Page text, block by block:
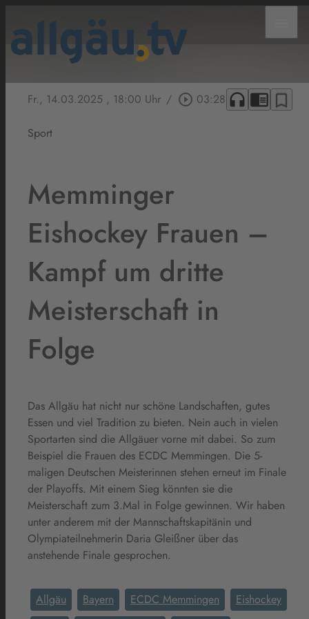
Fr., 14.03.2025 , 18:00 Uhr / play_circle_outline 03:28 headphones chrome_reader_mode bookmark_border
Sport
Memminger
Eishockey Frauen –
Kampf um dritte
Meisterschaft in
Folge
Das Allgäu hat nicht nur schöne Landschaften, gutes
Essen und viel Tradition zu bieten. Nein auch in vielen
Sportarten sind die Allgäuer vorne mit dabei. So zum
Beispiel die Frauen des ECDC Memmingen. Die 5-
maligen Deutschen Meisterinnen stehen erneut im Finale
der Playoffs. Mit einem Sieg könnten sie die
Meisterschaft zum 3.Mal in Folge gewinnen. Wir haben
unter anderem mit der Mannschaftskapitänin und
Olympiateilnehmerin Daria Gleißner über das
anstehende Finale gesprochen.
Allgäu Bayern ECDC Memmingen
Eishockey